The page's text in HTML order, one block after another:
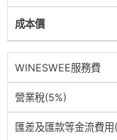
成本價
WINESWEE服務費
營業稅(5%)
匯差及匯款等金流費